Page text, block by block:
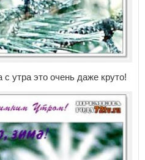
утра это очень даже круто!